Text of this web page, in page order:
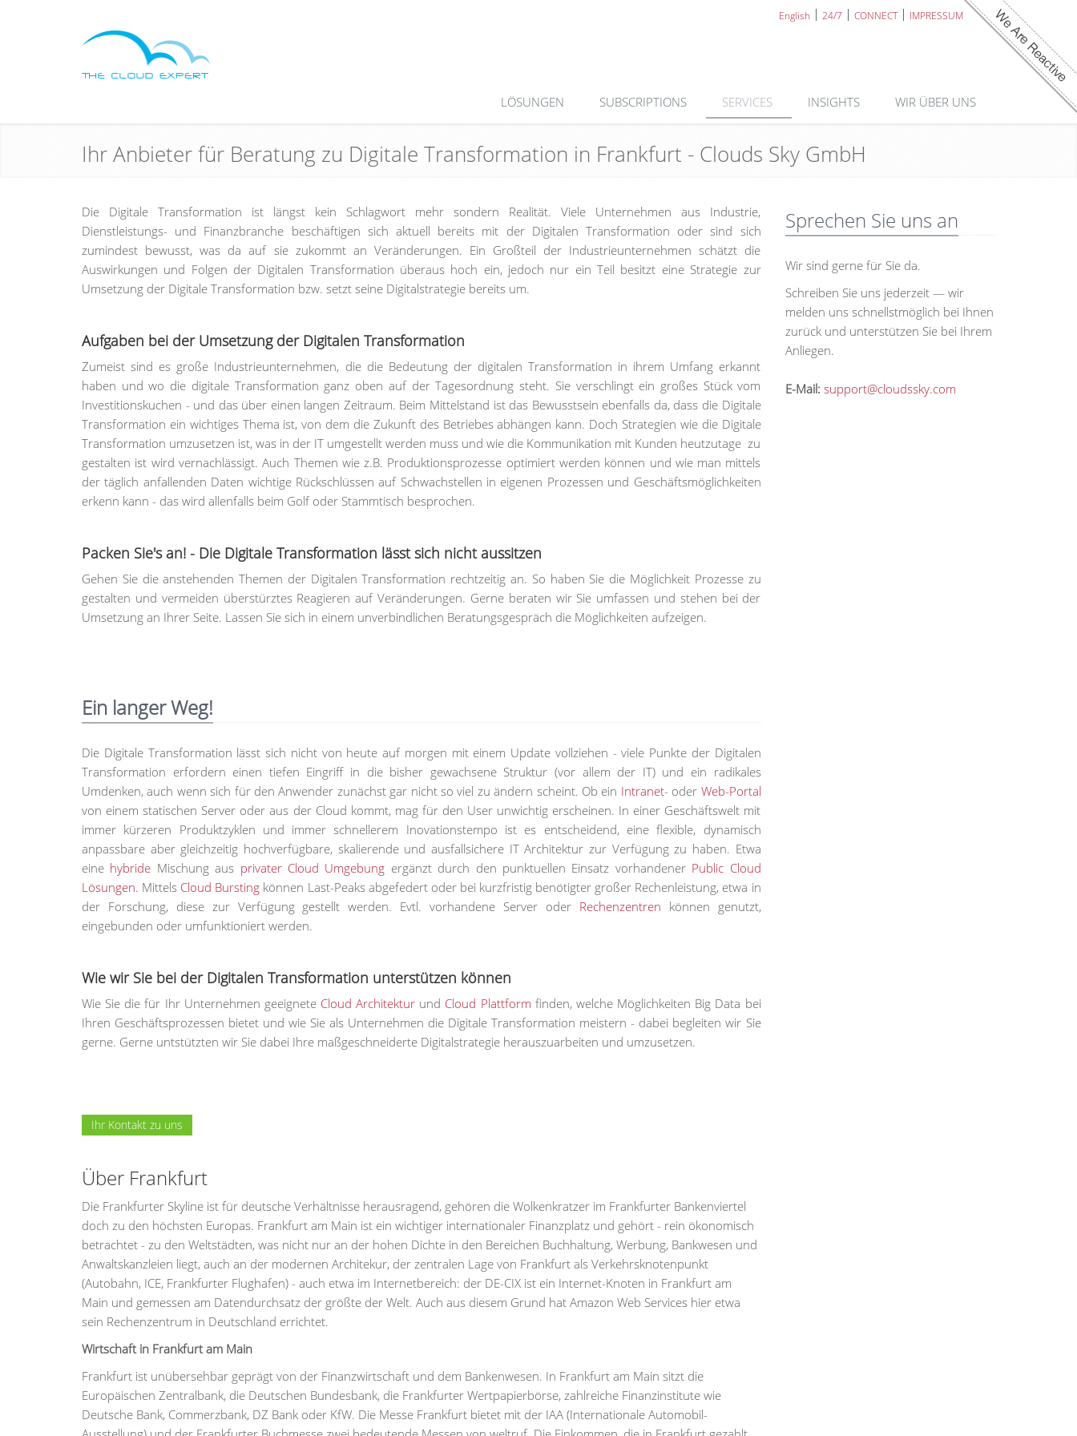
English 24/7 CONNECT IMPRESSUM
LÖSUNGEN SUBSCRIPTIONS SERVICES INSIGHTS WIR ÜBER UNS
Ihr Anbieter für Beratung zu Digitale Transformation in Frankfurt - Clouds Sky GmbH
Die Digitale Transformation ist längst kein Schlagwort mehr sondern Realität. Viele Unternehmen aus Industrie,
Dienstleistungs- und Finanzbranche beschäftigen sich aktuell bereits mit der Digitalen Transformation oder sind sich
zumindest bewusst, was da auf sie zukommt an Veränderungen. Ein Großteil der Industrieunternehmen schätzt die
Auswirkungen und Folgen der Digitalen Transformation überaus hoch ein, jedoch nur ein Teil besitzt eine Strategie zur
Umsetzung der Digitale Transformation bzw. setzt seine Digitalstrategie bereits um.
Aufgaben bei der Umsetzung der Digitalen Transformation
Zumeist sind es große Industrieunternehmen, die die Bedeutung der digitalen Transformation in ihrem Umfang erkannt
haben und wo die digitale Transformation ganz oben auf der Tagesordnung steht. Sie verschlingt ein großes Stück vom
Investitionskuchen - und das über einen langen Zeitraum. Beim Mittelstand ist das Bewusstsein ebenfalls da, dass die Digitale
Transformation ein wichtiges Thema ist, von dem die Zukunft des Betriebes abhängen kann. Doch Strategien wie die Digitale
Transformation umzusetzen ist, was in der IT umgestellt werden muss und wie die Kommunikation mit Kunden heutzutage zu
gestalten ist wird vernachlässigt. Auch Themen wie z.B. Produktionsprozesse optimiert werden können und wie man mittels
der täglich anfallenden Daten wichtige Rückschlüssen auf Schwachstellen in eigenen Prozessen und Geschäftsmöglichkeiten
erkenn kann - das wird allenfalls beim Golf oder Stammtisch besprochen.
Packen Sie's an! - Die Digitale Transformation lässt sich nicht aussitzen
Gehen Sie die anstehenden Themen der Digitalen Transformation rechtzeitig an. So haben Sie die Möglichkeit Prozesse zu
gestalten und vermeiden überstürztes Reagieren auf Veränderungen. Gerne beraten wir Sie umfassen und stehen bei der
Umsetzung an Ihrer Seite. Lassen Sie sich in einem unverbindlichen Beratungsgespräch die Möglichkeiten aufzeigen.
Ein langer Weg!
Die Digitale Transformation lässt sich nicht von heute auf morgen mit einem Update vollziehen - viele Punkte der Digitalen
Transformation erfordern einen tiefen Eingriff in die bisher gewachsene Struktur (vor allem der IT) und ein radikales
Umdenken, auch wenn sich für den Anwender zunächst gar nicht so viel zu ändern scheint. Ob ein Intranet- oder Web-Portal
von einem statischen Server oder aus der Cloud kommt, mag für den User unwichtig erscheinen. In einer Geschäftswelt mit
immer kürzeren Produktzyklen und immer schnellerem Inovationstempo ist es entscheidend, eine flexible, dynamisch
anpassbare aber gleichzeitig hochverfügbare, skalierende und ausfallsichere IT Architektur zur Verfügung zu haben. Etwa
eine hybride Mischung aus privater Cloud Umgebung ergänzt durch den punktuellen Einsatz vorhandener Public Cloud
Lösungen. Mittels Cloud Bursting können Last-Peaks abgefedert oder bei kurzfristig benötigter großer Rechenleistung, etwa in
der Forschung, diese zur Verfügung gestellt werden. Evtl. vorhandene Server oder Rechenzentren können genutzt,
eingebunden oder umfunktioniert werden.
Wie wir Sie bei der Digitalen Transformation unterstützen können
Wie Sie die für Ihr Unternehmen geeignete Cloud Architektur und Cloud Plattform finden, welche Möglichkeiten Big Data bei
Ihren Geschäftsprozessen bietet und wie Sie als Unternehmen die Digitale Transformation meistern - dabei begleiten wir Sie
gerne. Gerne untstützten wir Sie dabei Ihre maßgeschneiderte Digitalstrategie herauszuarbeiten und umzusetzen.
Ihr Kontakt zu uns
Über Frankfurt
Die Frankfurter Skyline ist für deutsche Verhältnisse herausragend, gehören die Wolkenkratzer im Frankfurter Bankenviertel
doch zu den höchsten Europas. Frankfurt am Main ist ein wichtiger internationaler Finanzplatz und gehört - rein ökonomisch
betrachtet - zu den Weltstädten, was nicht nur an der hohen Dichte in den Bereichen Buchhaltung, Werbung, Bankwesen und
Anwaltskanzleien liegt, auch an der modernen Architekur, der zentralen Lage von Frankfurt als Verkehrsknotenpunkt
(Autobahn, ICE, Frankfurter Flughafen) - auch etwa im Internetbereich: der DE-CIX ist ein Internet-Knoten in Frankfurt am
Main und gemessen am Datendurchsatz der größte der Welt. Auch aus diesem Grund hat Amazon Web Services hier etwa
sein Rechenzentrum in Deutschland errichtet.
Wirtschaft in Frankfurt am Main
Frankfurt ist unübersehbar geprägt von der Finanzwirtschaft und dem Bankenwesen. In Frankfurt am Main sitzt die
Europäischen Zentralbank, die Deutschen Bundesbank, die Frankfurter Wertpapierbörse, zahlreiche Finanzinstitute wie
Deutsche Bank, Commerzbank, DZ Bank oder KfW. Die Messe Frankfurt bietet mit der IAA (Internationale Automobil-
Sprechen Sie uns an
Wir sind gerne für Sie da.
Schreiben Sie uns jederzeit — wir
melden uns schnellstmöglich bei Ihnen
zurück und unterstützen Sie bei Ihrem
Anliegen.
E-Mail: support@cloudssky.com